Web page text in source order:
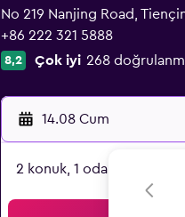
No 219 Nanjing Road,
+86 222 321 5888
8,2 Çok iyi 268
14.08 Cum
2 konuk, 1 oda